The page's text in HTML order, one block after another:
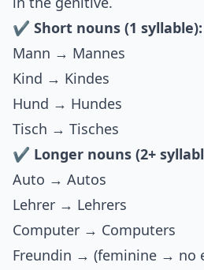
✔ Short nouns (1 syllable):
Mann → Mannes
Kind → Kindes
Hund → Hundes
Tisch → Tisches
✔ Longer nouns (2+
Auto → Autos
Lehrer → Lehrers
Computer → Computers
Freundin → (feminine → no